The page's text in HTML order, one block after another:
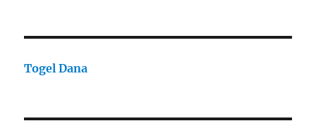
Togel Dana